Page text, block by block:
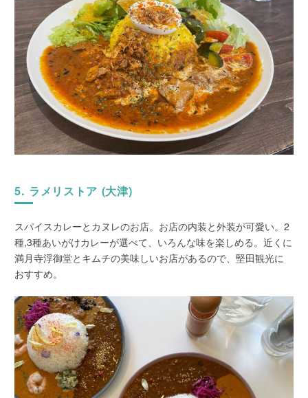
5. ラメリストア (大津)
スパイスカレーとカヌレのお店。お店の内装と外装が可愛い。2
種,3種あいがけカレーが選べて、いろんな味を楽しめる。近くに
満月寺浮御堂とキムチの美味しいお店があるので、堅田観光に
おすすめ。